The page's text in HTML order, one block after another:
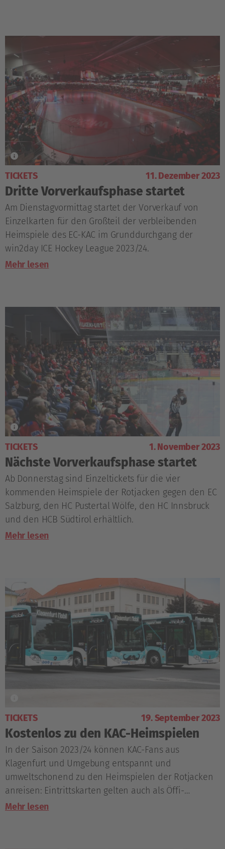
TICKETS 11. Dezember 2023
Dritte Vorverkaufsphase startet
Am Dienstagvormittag startet der Vorverkauf von
Einzelkarten für den Großteil der verbleibenden
Heimspiele des EC-KAC im Grunddurchgang der
win2day ICE Hockey League 2023/24.
Mehr lesen
TICKETS 1. November 2023
Nächste Vorverkaufsphase startet
Ab Donnerstag sind Einzeltickets für die vier
kommenden Heimspiele der Rotjacken gegen den EC
Salzburg, den HC Pustertal Wölfe, den HC Innsbruck
und den HCB Südtirol erhältlich.
Mehr lesen
TICKETS 19. September 2023
Kostenlos zu den KAC-Heimspielen
In der Saison 2023/24 können KAC-Fans aus
Klagenfurt und Umgebung entspannt und
umweltschonend zu den Heimspielen der Rotjacken
anreisen: Eintrittskarten gelten auch als Öffi-
Fahrscheine.
Mehr lesen